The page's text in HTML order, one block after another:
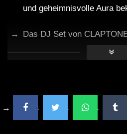
und geheimnisvolle Aura
Das DJ Set von
Stream #1” sorgte für
Live-Übertragungen von
Die elektronische